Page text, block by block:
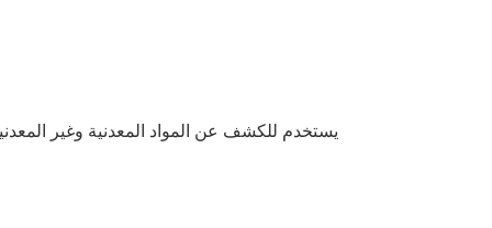
يستخدم للكشف عن المواد المعدنية وغير